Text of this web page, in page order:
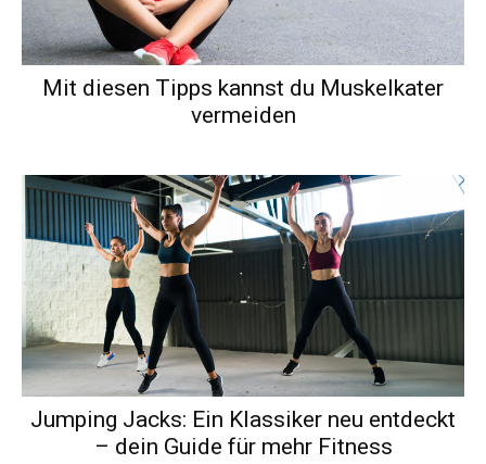
Mit diesen Tipps kannst du Muskelkater
vermeiden
Jumping Jacks: Ein Klassiker neu entdeckt
– dein Guide für mehr Fitness